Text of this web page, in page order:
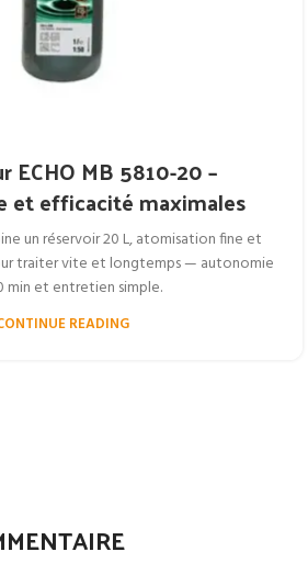
ECHO MB 5810-20 –
et efficacité maximales
un réservoir 20 L, atomisation fine et
traiter vite et longtemps — autonomie
min et entretien simple.
READING